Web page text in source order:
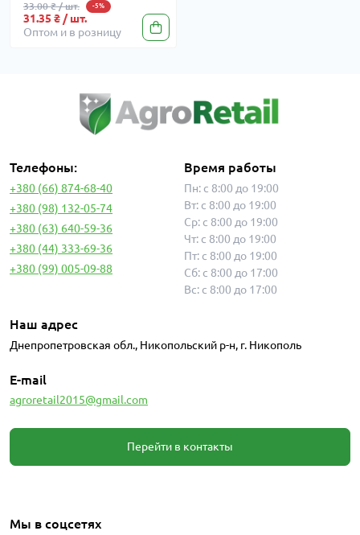
33.00 ₴ / шт. -5%
31.35 ₴ / шт.
Оптом и в розницу
Телефоны:
+380 (66) 874-68-40
+380 (98) 132-05-74
+380 (63) 640-59-36
+380 (44) 333-69-36
+380 (99) 005-09-88
Время работы
Пн: с 8:00 до 19:00
Вт: с 8:00 до 19:00
Ср: с 8:00 до 19:00
Чт: с 8:00 до 19:00
Пт: с 8:00 до 19:00
Сб: с 8:00 до 17:00
Вс: с 8:00 до 17:00
Наш адрес
Днепропетровская обл., Никопольский р-н, г. Никополь
E-mail
agroretail2015@gmail.com
Перейти в контакты
Мы в соцсетях